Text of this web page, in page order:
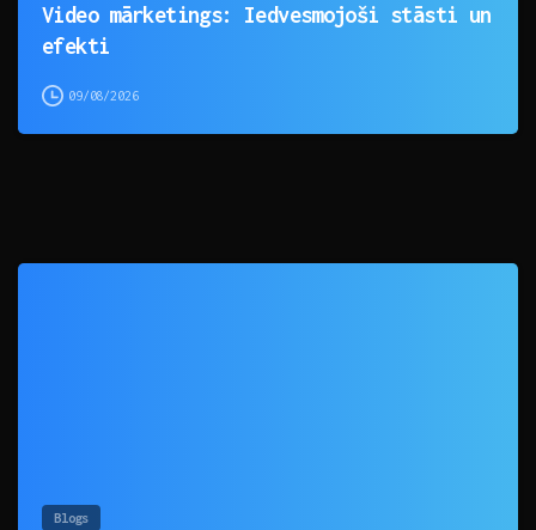
Video mārketings: Iedvesmojoši stāsti un
efekti
09/08/2026
Blogs